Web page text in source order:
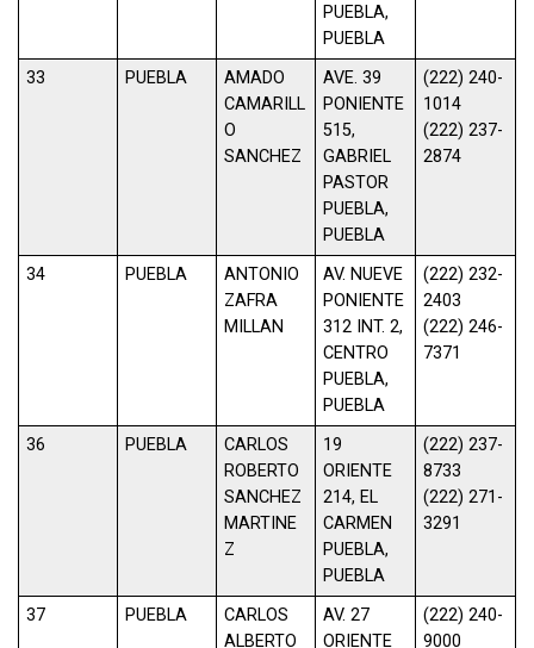
PUEBLA,
PUEBLA
33 PUEBLA
AMADO
CAMARILL
O
SANCHEZ
AVE. 39
PONIENTE
515,
GABRIEL
PASTOR
PUEBLA,
PUEBLA
(222) 240-
1014
(222) 237-
2874
34 PUEBLA
ANTONIO
ZAFRA
MILLAN
AV. NUEVE
PONIENTE
312 INT. 2,
CENTRO
PUEBLA,
PUEBLA
(222) 232-
2403
(222) 246-
7371
36 PUEBLA
CARLOS
ROBERTO
SANCHEZ
MARTINE
Z
19
ORIENTE
214, EL
CARMEN
PUEBLA,
PUEBLA
(222) 237-
8733
(222) 271-
3291
37 PUEBLA
CARLOS
ALBERTO
AV. 27
ORIENTE
(222) 240-
9000